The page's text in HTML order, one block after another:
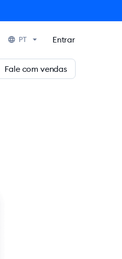
PT Entrar
Fale com vendas